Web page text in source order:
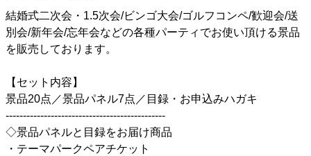
結婚式二次会・1.5次会/ビンゴ大会/ゴルフコンペ/歓迎会/送
別会/新年会/忘年会などの各種パーティでお使い頂ける景品
を販売しております。
【セット内容】
景品20点／景品パネル7点／目録・お申込みハガキ
----------------------------------------------
◇景品パネルと目録をお届け商品
・テーマパークペアチケット